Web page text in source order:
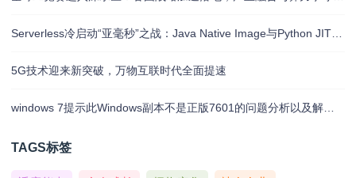
Serverless冷启动“亚毫秒”之战：Java Native Image与Python JIT的对决实录
5G技术迎来新突破，万物互联时代全面提速
windows 7提示此Windows副本不是正版7601的问题分析以及解决方法
TAGS标签